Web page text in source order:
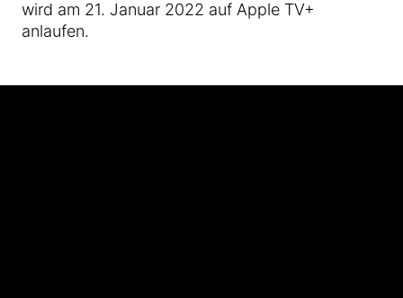
wird am 21. Januar 2022 auf Apple TV+
anlaufen.